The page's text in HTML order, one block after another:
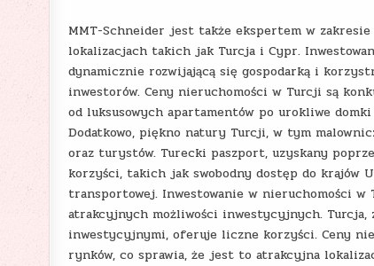
MMT-Schneider jest także ekspertem w
lokalizacjach takich jak Turcja i Cypr.
dynamicznie rozwijającą się gospodarką i
inwestorów. Ceny nieruchomości w Turcji są
od luksusowych apartamentów po urokliwe
Dodatkowo, piękno natury Turcji, w tym
oraz turystów. Turecki paszport, uzyskany
korzyści, takich jak swobodny dostęp do krajów
transportowej. Inwestowanie w nieruchomości
atrakcyjnych możliwości inwestycyjnych.
inwestycyjnymi, oferuje liczne korzyści. Ceny
rynków, co sprawia, że jest to atrakcyjna